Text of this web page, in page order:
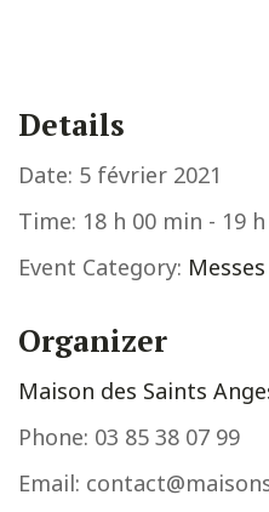
Details
Date: 5 février 2021
Time: 18 h 00 min - 19
Event Category: Messes
Organizer
Maison des Saints
Phone: 03 85 38 07 99
Email: